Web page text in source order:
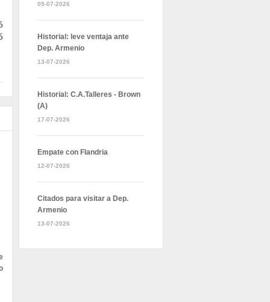
09-07-2026
Historial: leve ventaja ante
Dep. Armenio
13-07-2026
Historial: C.A.Talleres - Brown
(A)
17-07-2026
Empate con Flandria
12-07-2026
Citados para visitar a Dep.
Armenio
13-07-2026